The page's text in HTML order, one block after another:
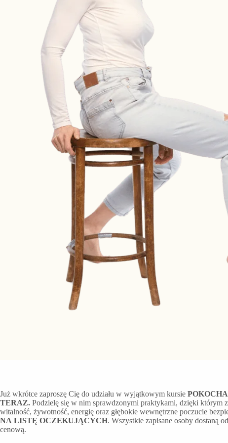
Już wkrótce zaproszę Cię do udziału w wyjątkowym kursie
TERAZ. Podzielę się w nim sprawdzonymi praktykami, dzięki którym
witalność, żywotność, energię oraz głębokie wewnętrzne poczucie
NA LISTĘ OCZEKUJĄCYCH. Wszystkie zapisane osoby dostaną
cenową.